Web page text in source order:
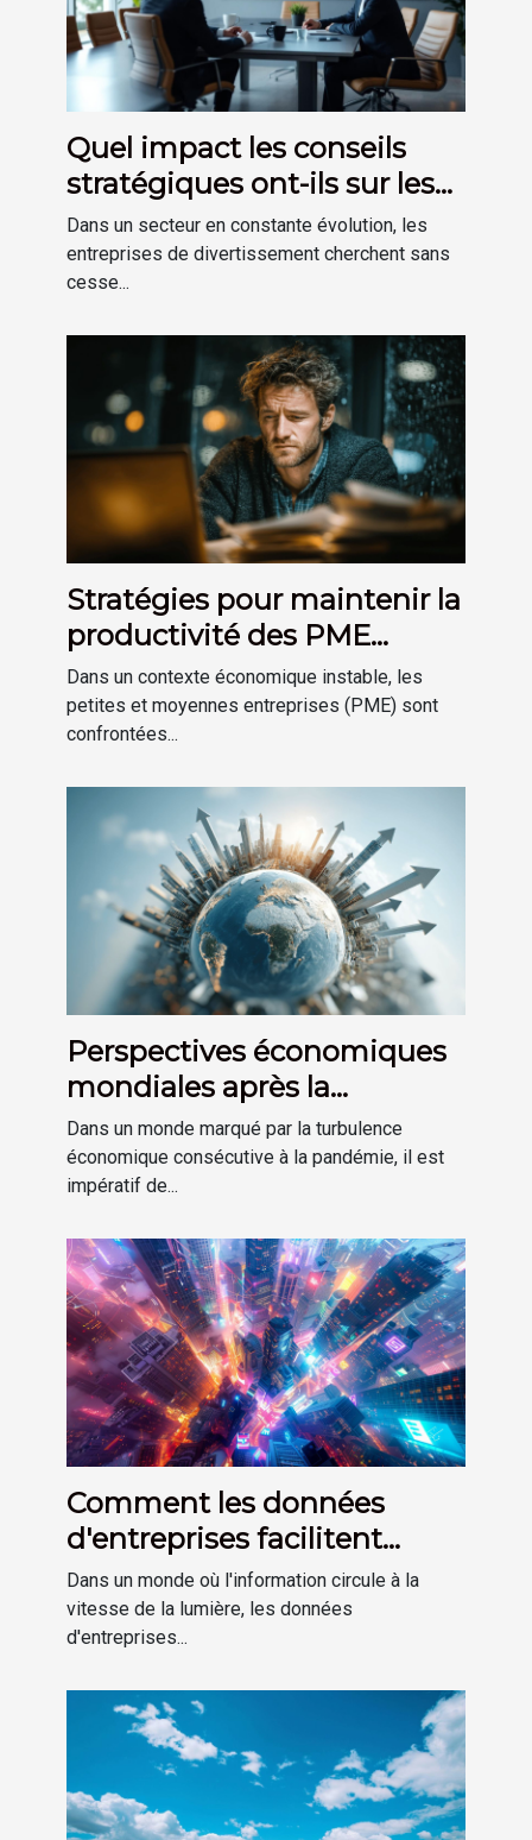
Quel impact les conseils
stratégiques ont-ils sur les
entreprises de
divertissement ?
Dans un secteur en constante évolution, les
entreprises de divertissement cherchent sans
cesse...
Stratégies pour maintenir la
productivité des PME
durant les périodes de crise
économique
Dans un contexte économique instable, les
petites et moyennes entreprises (PME) sont
confrontées...
Perspectives économiques
mondiales après la
pandémie défis et
opportunités
Dans un monde marqué par la turbulence
économique consécutive à la pandémie, il est
impératif de...
Comment les données
d'entreprises facilitent
l'expansion des activités
commerciales
Dans un monde où l'information circule à la
vitesse de la lumière, les données
d'entreprises...